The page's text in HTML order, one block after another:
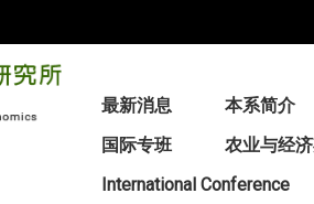
最新消息 本系简介
国际专班
农业与经济
International Conference